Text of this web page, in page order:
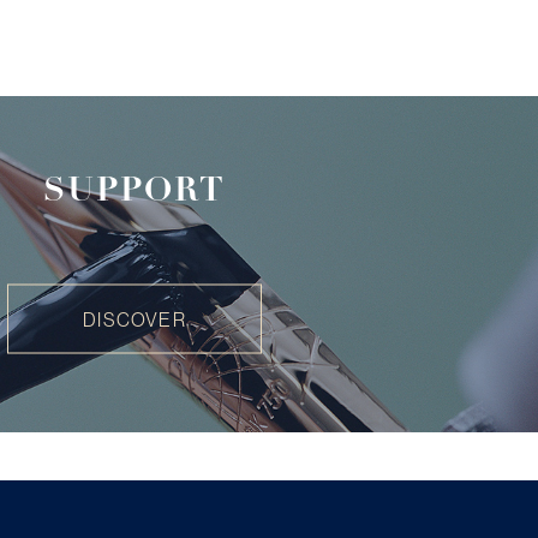
SUPPORT
DISCOVER